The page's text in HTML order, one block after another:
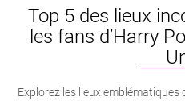
Top 5 des lieux
les fans d’Harry
Explorez les lieux